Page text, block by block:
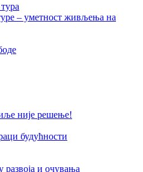
– уметност живљења на
није решење!
будућности
развоја и очувања